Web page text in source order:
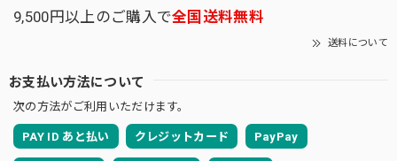
9,500円以上のご購入で全国送料無料
送料について
お支払い方法について
次の方法がご利用いただけます。
PAY ID あと払い クレジットカード PayPay